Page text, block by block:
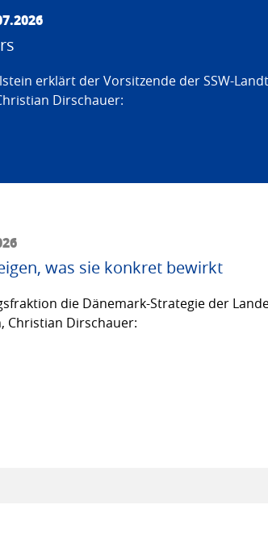
erklärt der Vorsitzende der SSW-
Dirschauer:
was sie konkret bewirkt
die Dänemark-Strategie der
Christian Dirschauer: